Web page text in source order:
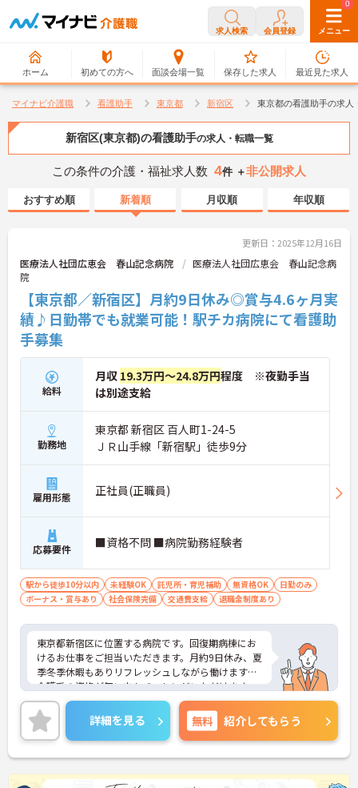
求人検索 会員登録 メニュー
ホーム 初めての方へ 面談会場一覧
0
保存した求人
0
最近見た求人
マイナビ介護職 看護助手 東京都 新宿区 東京都の看護助手の求人
新宿区(東京都)の看護助手の求人・転職一覧
この条件の介護・福祉求人数 4件 ＋非公開求人
おすすめ順 新着順 月収順 年収順
更新日：2025年12月16日
医療法人社団広恵会 春山記念病院
医療法人社団広恵会 春山記念病
院
【東京都／新宿区】月約9日休み◎賞与4.6ヶ月実
績♪日勤帯でも就業可能！駅チカ病院にて看護助
手募集
給料
月収 19.3万円～24.8万円程度 ※夜勤手当
は別途支給
勤務地
東京都 新宿区 百人町1-24-5
ＪＲ山手線「新宿駅」徒歩9分
雇用形態 正社員(正職員)
応募要件 ■資格不問 ■病院勤務経験者
駅から徒歩10分以内 未経験OK 託児所・育児補助 無資格OK
日勤のみ
ボーナス・賞与あり
社会保険完備 交通費支給 退職金制度あり
東京都新宿区に位置する病院です。回復期病棟にお
けるお仕事をご担当いただきます。月約9日休み、夏
季冬季休暇もありリフレッシュしながら働けます。
介護系の資格が無い方もチャレンジいただけます。
最寄り駅徒歩圏内の好立地も魅力です。ご興味のあ
る方には、面接対策ポイントなど、さらに詳細をお
話しいたしますのでお気軽にご相談ください！
詳細を見る 無料 紹介してもらう